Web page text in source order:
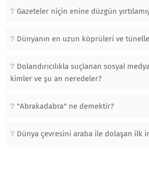
Gazeteler niçin enine düzgün
Dünyanın en uzun köprüleri ve
Dolandırıcılıkla suçlanan sosyal
kimler ve şu an neredeler?
"Abrakadabra" ne demektir?
Dünya çevresini araba ile dolaşan ilk